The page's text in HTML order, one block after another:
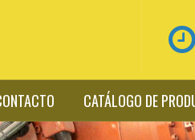
CATÁLOGO DE